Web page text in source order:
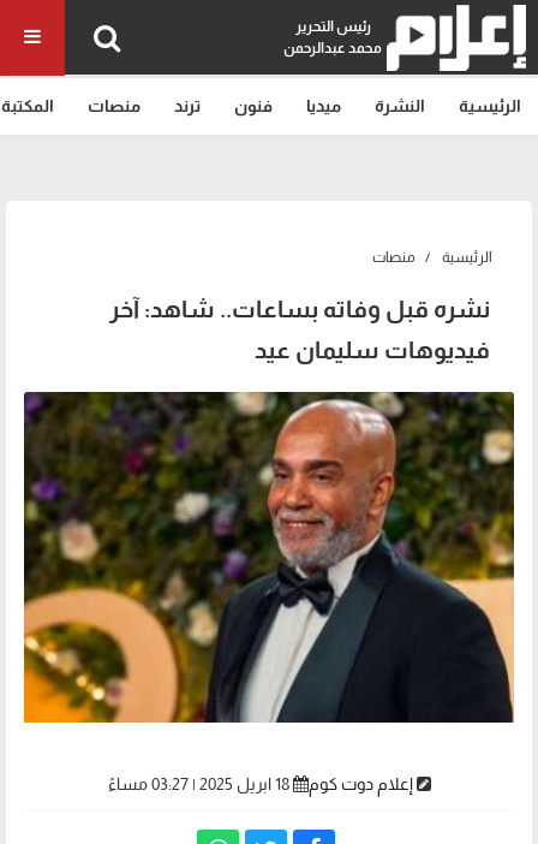
رئيس التحرير
محمد عبدالرحمن
الرئيسية النشرة ميديا فنون ترند منصات المكتبة
الرئيسية منصات
نشره قبل وفاته بساعات.. شاهد: آخر
فيديوهات سليمان عيد
إعلام دوت كوم 18 ابريل 2025 | 03:27 مساءً